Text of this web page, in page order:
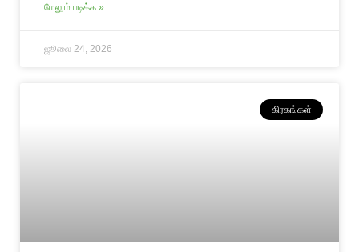
மேலும் படிக்க »
ஜூலை 24, 2026
கிரகங்கள்